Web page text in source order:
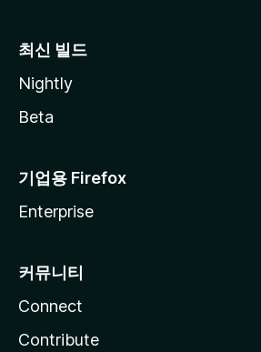
최신 빌드
Nightly
Beta
기업용 Firefox
Enterprise
커뮤니티
Connect
Contribute